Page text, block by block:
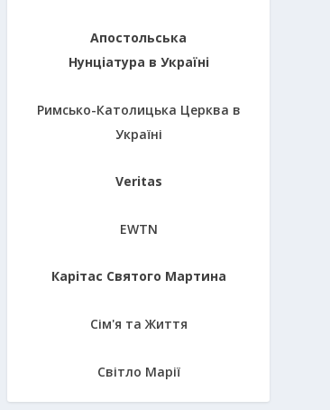
Апостольська
Нунціатура в Україні
Римсько-Католицька Церква в
Україні
Veritas
EWTN
Карітас Святого Мартина
Сім'я та Життя
Світло Марії